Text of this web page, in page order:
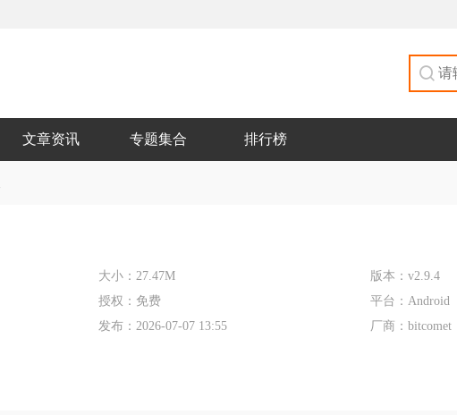
文章资讯 专题集合 排行榜
大小：27.47M 版本： v2.9.4
授权： 免费 平台： Android
发布：2026-07-07 13:55 厂商： bitcomet